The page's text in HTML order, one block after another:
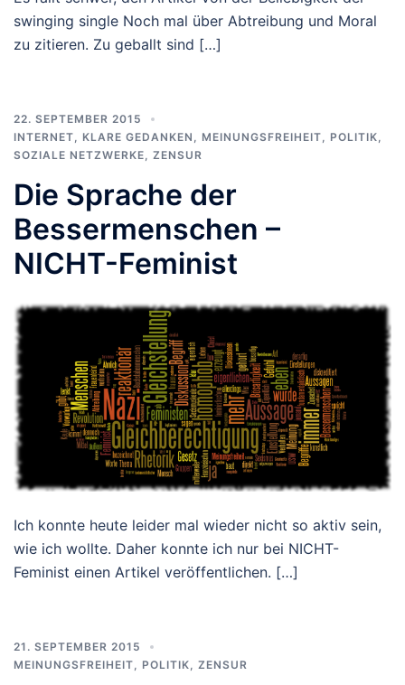
swinging single Noch mal über Abtreibung und Moral
zu zitieren. Zu geballt sind […]
22. SEPTEMBER 2015
INTERNET
KLARE GEDANKEN MEINUNGSFREIHEIT POLITIK
SOZIALE NETZWERKE
ZENSUR
Die Sprache der
Bessermenschen –
NICHT-Feminist
Ich konnte heute leider mal wieder nicht so aktiv sein,
wie ich wollte. Daher konnte ich nur bei NICHT-
Feminist einen Artikel veröffentlichen. […]
21. SEPTEMBER 2015
MEINUNGSFREIHEIT
POLITIK ZENSUR